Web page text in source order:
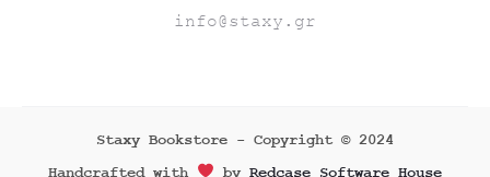
info@staxy.gr
Staxy Bookstore - Copyright © 2024
Handcrafted with
by Redcase Software House